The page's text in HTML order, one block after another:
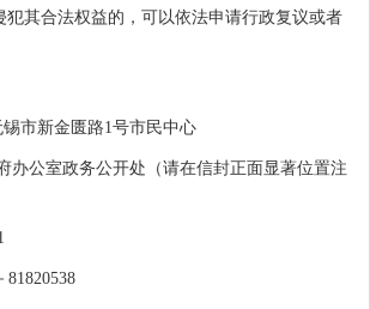
犯其合法权益的，可以依法申请行政复议或者
锡市新金匮路1号市民中心
公室政务公开处（请在信封正面显著位置注